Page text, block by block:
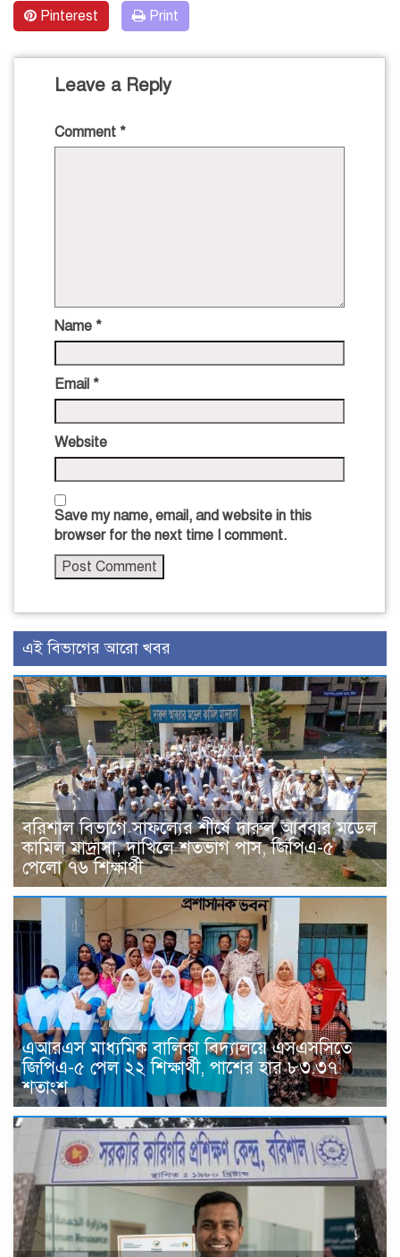
Pinterest Print
Leave a Reply
Comment *
Name *
Email *
Website
Save my name, email, and website in this
browser for the next time I comment.
এই বিভাগের আরো খবর
বরিশাল বিভাগে সাফল্যের শীর্ষে দারুল আববার মডেল
কামিল মাদ্রাসা, দাখিলে শতভাগ পাস, জিপিএ-৫
পেলো ৭৬ শিক্ষার্থী
এআরএস মাধ্যমিক বালিকা বিদ্যালয়ে এসএসসিতে
জিপিএ-৫ পেল ২২ শিক্ষার্থী, পাশের হার ৮৩.৩৭
শতাংশ